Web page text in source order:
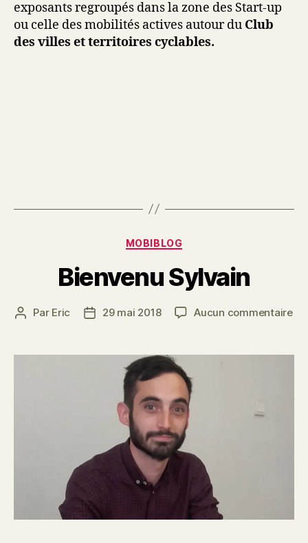
exposants regroupés dans la zone des Start-up
ou celle des mobilités actives autourdu Club
des villes et territoires cyclables.
Catégories
MOBIBLOG
Bienvenu Sylvain
Auteur
Par Eric
Date29 mai 2018 Aucun commentairesur